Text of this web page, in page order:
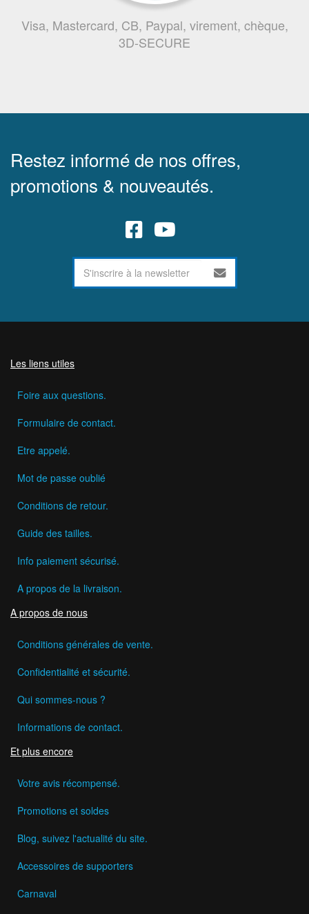
Visa, Mastercard, CB, Paypal, virement, chèque,
3D-SECURE
Restez informé de nos offres,
promotions & nouveautés.
Les liens utiles
Foire aux questions.
Formulaire de contact.
Etre appelé.
Mot de passe oublié
Conditions de retour.
Guide des tailles.
Info paiement sécurisé.
A propos de la livraison.
A propos de nous
Conditions générales de vente.
Confidentialité et sécurité.
Qui sommes-nous ?
Informations de contact.
Et plus encore
Votre avis récompensé.
Promotions et soldes
Blog, suivez l'actualité du site.
Accessoires de supporters
Carnaval